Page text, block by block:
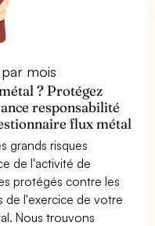
mois
? Protégez
responsabilité
flux métal
grands risques
de l'activité de
protégés contre les
de l'exercice de votre
Nous trouvons